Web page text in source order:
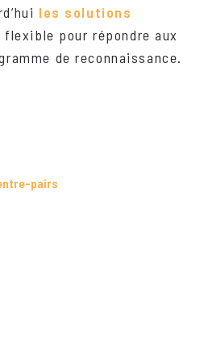
les solutions
pour répondre aux
de reconnaissance.